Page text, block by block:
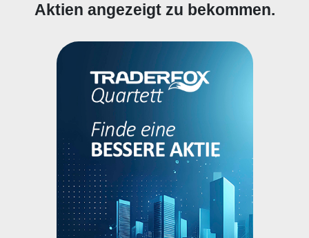
Aktien angezeigt zu bekommen.